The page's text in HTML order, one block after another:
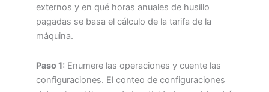
externos y en qué horas anuales de husillo
pagadas se basa el cálculo de la tarifa de la
máquina.
Paso 1: Enumere las operaciones y cuente las
configuraciones. El conteo de configuraciones